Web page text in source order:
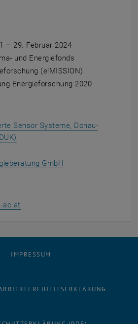
– 29. Februar 2024
und Energiefonds
(e!MISSION)
Energieforschung 2020
Sensor Systeme, Donau-
GmbH
IMPRESSUM